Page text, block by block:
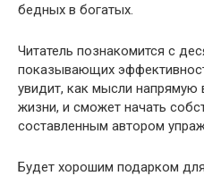
бедных в богатых.
Читатель познакомится с
показывающих
увидит, как мысли напрямую
жизни, и сможет начать
составленным автором
Будет хорошим подарком